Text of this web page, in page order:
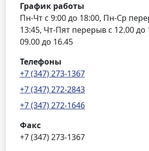
График работы
Пн-Чт с 9:00 до 18:00, Пн-Ср
13:45, Чт-Пят перерыв с 12.00 до
09.00 до 16.45
Телефоны
+7 (347) 273-1367
+7 (347) 272-2843
+7 (347) 272-1646
Факс
+7 (347) 273-1367